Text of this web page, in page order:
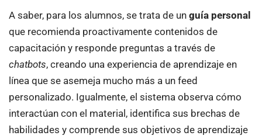
A saber, para los alumnos, se trata de un guía personal
que recomienda proactivamente contenidos de
capacitación y responde preguntas a través de
chatbots, creando una experiencia de aprendizaje en
línea que se asemeja mucho más a un feed
personalizado. Igualmente, el sistema observa cómo
interactúan con el material, identifica sus brechas de
habilidades y comprende sus objetivos de aprendizaje